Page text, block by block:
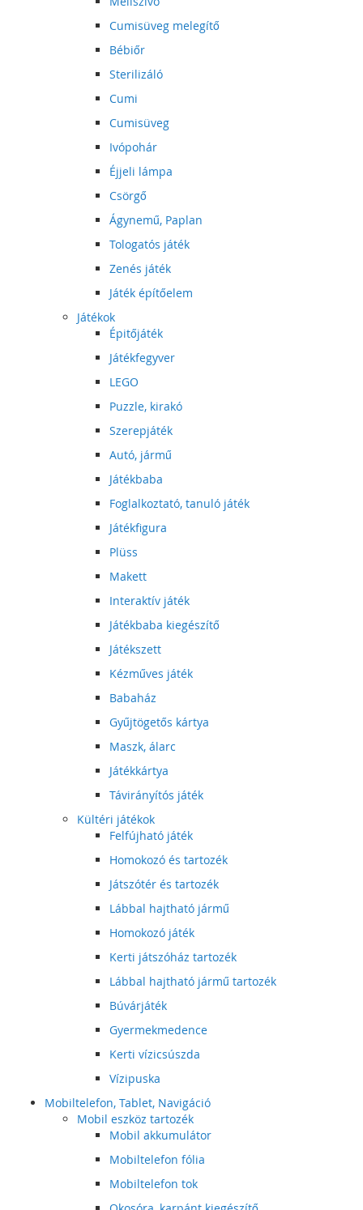
Cumisüveg melegítő
Bébiőr
Sterilizáló
Cumi
Cumisüveg
Ivópohár
Éjjeli lámpa
Csörgő
Ágynemű, Paplan
Tologatós játék
Zenés játék
Játék építőelem
Játékok
Épitőjáték
Játékfegyver
LEGO
Puzzle, kirakó
Szerepjáték
Autó, jármű
Játékbaba
Foglalkoztató, tanuló játék
Játékfigura
Plüss
Makett
Interaktív játék
Játékbaba kiegészítő
Játékszett
Kézműves játék
Babaház
Gyűjtögetős kártya
Maszk, álarc
Játékkártya
Távirányítós játék
Kültéri játékok
Felfújható játék
Homokozó és tartozék
Játszótér és tartozék
Lábbal hajtható jármű
Homokozó játék
Kerti játszóház tartozék
Lábbal hajtható jármű tartozék
Búvárjáték
Gyermekmedence
Kerti vízicsúszda
Vízipuska
Mobiltelefon, Tablet, Navigáció
Mobil eszköz tartozék
Mobil akkumulátor
Mobiltelefon fólia
Mobiltelefon tok